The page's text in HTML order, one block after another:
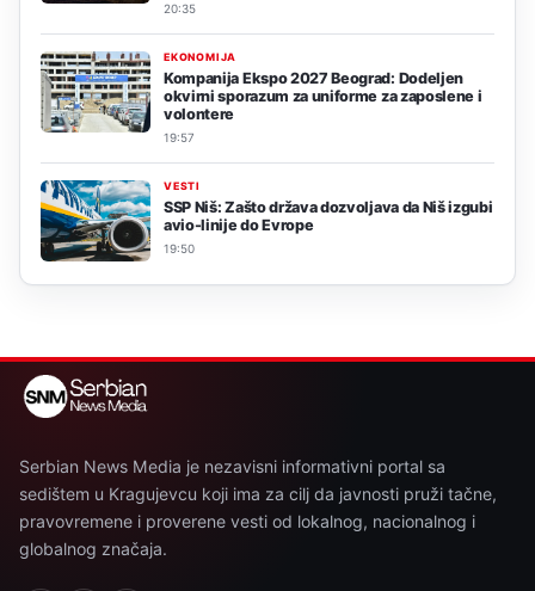
20:35
EKONOMIJA
Kompanija Ekspo 2027 Beograd: Dodeljen
okvirni sporazum za uniforme za zaposlene i
volontere
19:57
VESTI
SSP Niš: Zašto država dozvoljava da Niš izgubi
avio-linije do Evrope
19:50
Serbian News Media je nezavisni informativni portal sa
sedištem u Kragujevcu koji ima za cilj da javnosti pruži tačne,
pravovremene i proverene vesti od lokalnog, nacionalnog i
globalnog značaja.